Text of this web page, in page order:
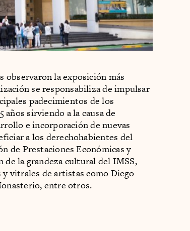
observaron la exposición más
se responsabiliza de impulsar
padecimientos de los
años sirviendo a la causa de
e incorporación de nuevas
a los derechohabientes del
de Prestaciones Económicas y
de la grandeza cultural del IMSS,
vitrales de artistas como Diego
entre otros.